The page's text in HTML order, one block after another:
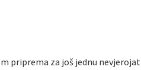
priprema za još jednu